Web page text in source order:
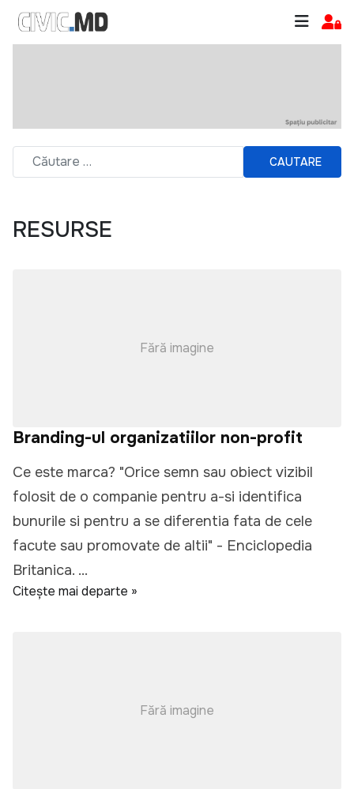
CAUTARE
RESURSE
Fără imagine
Branding-ul organizatiilor non-profit
Ce este marca? "Orice semn sau obiect vizibil
folosit de o companie pentru a-si identifica
bunurile si pentru a se diferentia fata de cele
facute sau promovate de altii" - Enciclopedia
Britanica. ...
Citește mai departe »
Fără imagine